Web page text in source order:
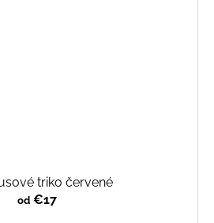
triko červené
od €17